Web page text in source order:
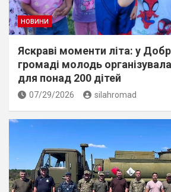
НОВИНИ
Яскраві моменти літа: у
громаді молодь
для понад 200 дітей
07/29/2026 silahromad